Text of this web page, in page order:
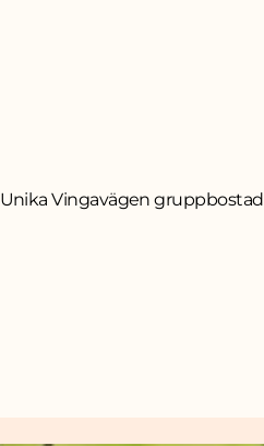
Unika Vingavägen gruppbostad